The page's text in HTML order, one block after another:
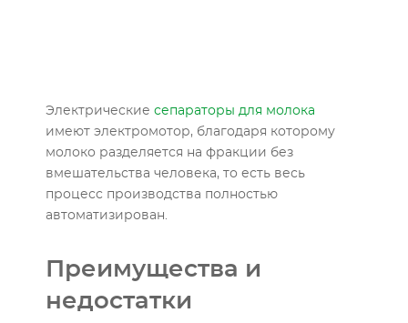
Электрические сепараторы для молока
имеют электромотор, благодаря которому
молоко разделяется на фракции без
вмешательства человека, то есть весь
процесс производства полностью
автоматизирован.
Преимущества и
недостатки